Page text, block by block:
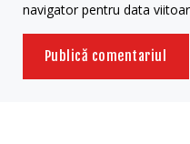
navigator pentru data